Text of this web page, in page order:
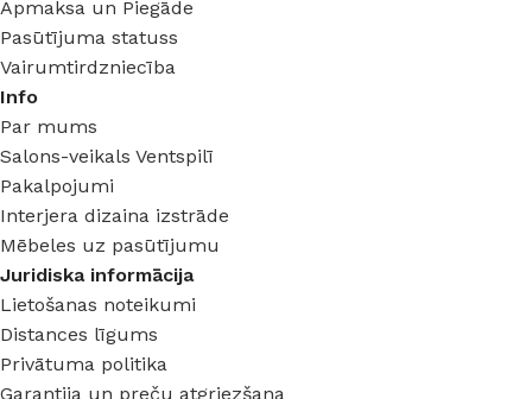
Apmaksa un Piegāde
Pasūtījuma statuss
Vairumtirdzniecība
Info
Par mums
Salons-veikals Ventspilī
Pakalpojumi
Interjera dizaina izstrāde
Mēbeles uz pasūtījumu
Juridiska informācija
Lietošanas noteikumi
Distances līgums
Privātuma politika
Garantija un preču atgriezšana